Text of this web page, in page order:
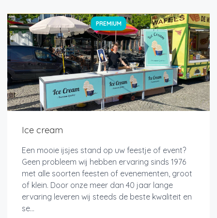
PREMIUM
Ice cream
Een mooie ijsjes stand op uw feestje of event?
Geen probleem wij hebben ervaring sinds 1976
met alle soorten feesten of evenementen, groot
of klein. Door onze meer dan 40 jaar lange
ervaring leveren wij steeds de beste kwaliteit en
se...